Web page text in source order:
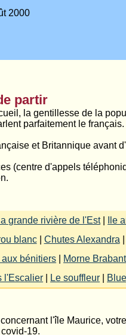
partir
la gentillesse de la
parfaitement le français.
et Britannique avant
(centre d'appels
grande rivière de l'Est| Ile
blanc| Chutes Alexandra
aux bénitiers
Morne Brabant
l'Escalier
Le souffleur
l'île Maurice,
19.
2000